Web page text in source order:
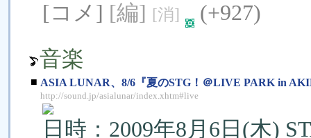
[コメ] [編] [消]
(+927)
音楽
■ ASIA LUNAR、8/6『夏のSTG！＠LIVE PARK in
http://sound.jp/asialunar/index.xhtm#live
日時：2009年8月6日(木)